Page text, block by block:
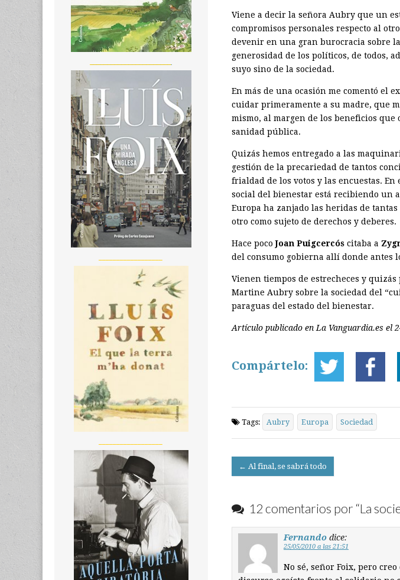
Viene a decir la señora Aubry que un
compromisos personales respecto al
devenir en una gran burocracia sobre
generosidad de los políticos, de todos,
suyo sino de la sociedad.
En más de una ocasión me comentó el
cuidar primeramente a su madre, que
mismo, al margen de los beneficios que
sanidad pública.
Quizás hemos entregado a las
gestión de la precariedad de tantos
frialdad de los votos y las encuestas. En
social del bienestar está recibiendo un
Europa ha zanjado las heridas de
otro como sujeto de derechos y deberes.
Hace pocoJoan Puigcercós citaba a
del consumo gobierna allí donde antes
Vienen tiempos de estrecheces y
Martine Aubry sobre la sociedad del
paraguas del estado del bienestar.
Artículo publicado en La Vanguardia.es el
Compártelo:
Tags: Aubry Europa Sociedad
Post
navigation
← Al final, se sabrá todo
12 comentarios por “La
Fernando dice:
25/05/2010 a las 21:51
No sé, señor Foix, pero